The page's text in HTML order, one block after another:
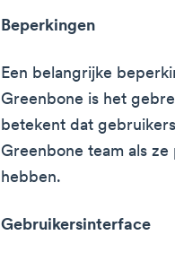
Beperkingen
Een belangrijke
Greenbone is het
betekent dat
Greenbone team als
hebben.
Gebruikersinterface